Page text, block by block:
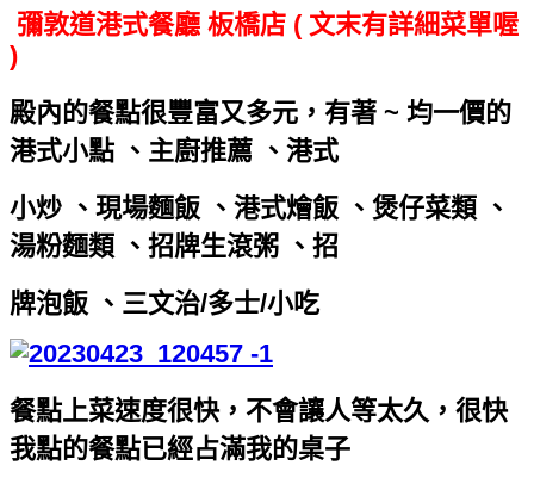
彌敦道港式餐廳 板橋店 ( 文末有詳細菜單喔
)
殿內的餐點很豐富又多元，有著 ~ 均一價的
港式小點 、主廚推薦 、港式
小炒 、現場麵飯 、港式燴飯 、 煲仔菜類 、
湯粉麵類 、招牌生滾粥 、招
牌泡飯 、三文治/多士/小吃
餐點上菜速度很快，不會讓人等太久，很快
我點的餐點已經占滿我的桌子